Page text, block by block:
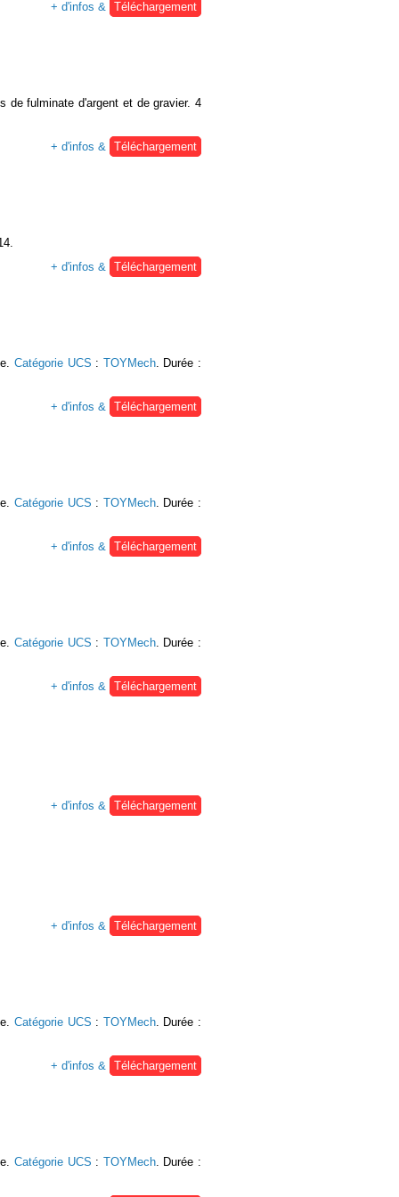
+ d'infos & Téléchargement
de fulminate d'argent et de gravier. 4
+ d'infos & Téléchargement
+ d'infos &
Téléchargement
Catégorie UCS : TOYMech. Durée :
+ d'infos &
Téléchargement
Catégorie UCS : TOYMech. Durée :
+ d'infos &
Téléchargement
Catégorie UCS : TOYMech. Durée :
+ d'infos &
Téléchargement
+ d'infos & Téléchargement
+ d'infos & Téléchargement
Catégorie UCS : TOYMech. Durée :
+ d'infos & Téléchargement
Catégorie UCS : TOYMech. Durée :